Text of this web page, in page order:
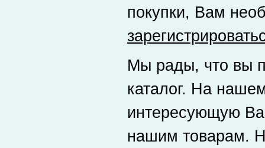
покупки, Вам
Мы рады, что вы
каталог. На
интересующую
нашим товарам.